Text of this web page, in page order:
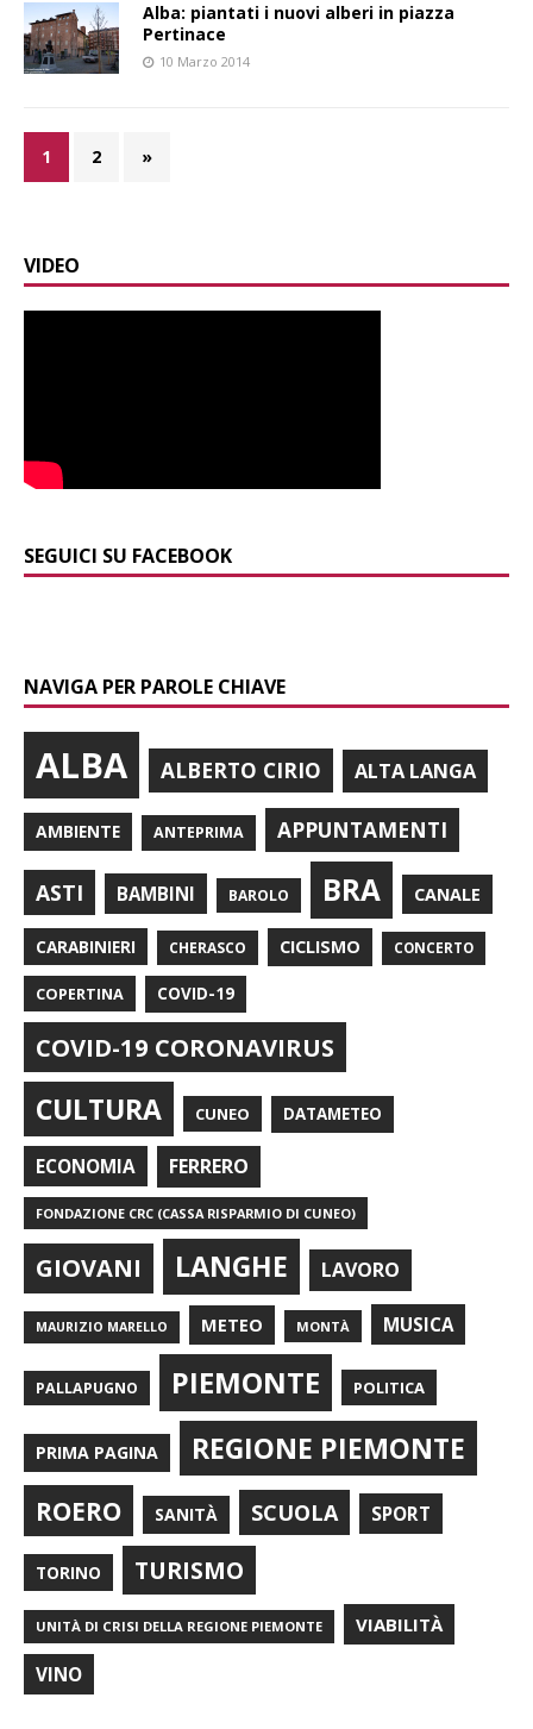
Alba: piantati i nuovi alberi in piazza
Pertinace
10 Marzo 2014
1 2 »
VIDEO
SEGUICI SU FACEBOOK
NAVIGA PER PAROLE CHIAVE
ALBA ALBERTO CIRIO ALTA LANGA
AMBIENTE ANTEPRIMA APPUNTAMENTI
ASTI BAMBINI BAROLO BRA CANALE
CARABINIERI CHERASCO CICLISMO CONCERTO
COPERTINA COVID-19
COVID-19 CORONAVIRUS
CULTURA CUNEO DATAMETEO
ECONOMIA FERRERO
FONDAZIONE CRC (CASSA RISPARMIO DI CUNEO)
GIOVANI LANGHE LAVORO
MAURIZIO MARELLO METEO MONTÀ MUSICA
PALLAPUGNO PIEMONTE POLITICA
PRIMA PAGINA REGIONE PIEMONTE
ROERO SANITÀ SCUOLA SPORT
TORINO TURISMO
UNITÀ DI CRISI DELLA REGIONE PIEMONTE VIABILITÀ
VINO